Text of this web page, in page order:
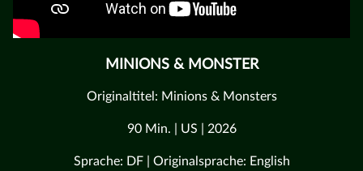
MINIONS & MONSTER
Originaltitel: Minions & Monsters
90 Min. | US | 2026
Sprache: DF | Originalsprache: English